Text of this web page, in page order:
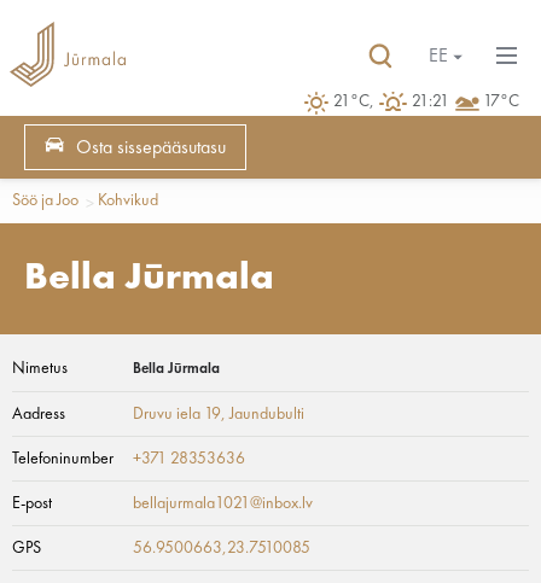
21°C, 21:21 17°C
EE
Osta sissepääsutasu
Söö ja Joo Kohvikud
Bella Jūrmala
Nimetus Bella Jūrmala
Aadress Druvu iela 19, Jaundubulti
Telefoninumber +371 28353636
E-post bellajurmala1021@inbox.lv
GPS 56.9500663,23.7510085